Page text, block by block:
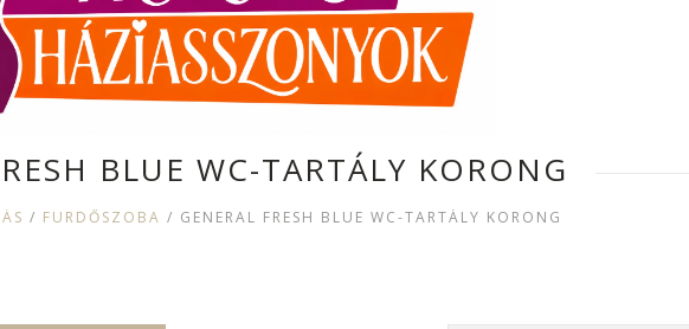
BLUE WC-TARTÁLY KORONG
/ FÜRDŐSZOBA / GENERAL FRESH BLUE WC-TARTÁLY KORONG